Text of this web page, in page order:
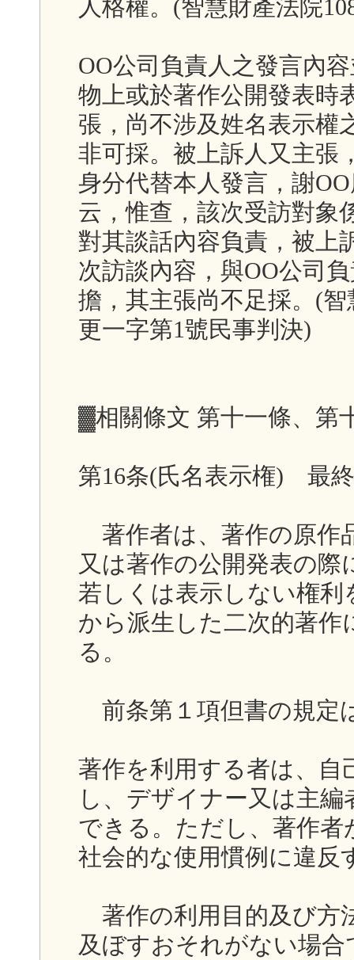
人格權。(智慧財產法院
OO公司負責人之發言內
物上或於著作公開發表時
張，尚不涉及姓名表示權
非可採。被上訴人又主張
身分代替本人發言，謝
云，惟查，該次受訪對象
對其談話內容負責，被上
次訪談內容，與OO公司
擔，其主張尚不足採。(
更一字第1號民事判決)
▓相關條文 第十一條、第
第16条(氏名表示権) 最終
著作者は、著作の原作
又は著作の公開発表の
若しくは表示しない権利
から派生した二次的著
る。
前条第１項但書の規定
著作を利用する者は、
し、デザイナー又は主
できる。ただし、著作
社会的な使用慣例に違
著作の利用目的及び方
及ぼすおそれがない場